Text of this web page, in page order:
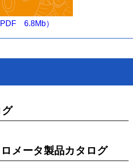
PDF 6.8Mb）
グ
メータ製品カタログ